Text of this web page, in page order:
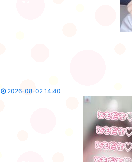
2026-08-02 14:40